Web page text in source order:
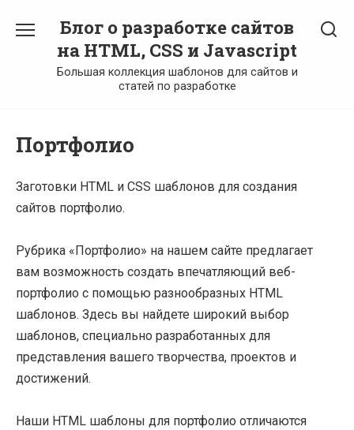
содержанию
Блог о разработке сайтов
на HTML, CSS и Javascript
Большая коллекция шаблонов для сайтов и
статей по разработке
Портфолио
Заготовки HTML и CSS шаблонов для создания
сайтов портфолио.
Рубрика «Портфолио» на нашем сайте предлагает
вам возможность создать впечатляющий веб-
портфолио с помощью разнообразных HTML
шаблонов. Здесь вы найдете широкий выбор
шаблонов, специально разработанных для
представления вашего творчества, проектов и
достижений.
Наши HTML шаблоны для портфолио отличаются